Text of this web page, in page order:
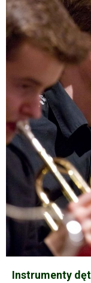
Instrumenty